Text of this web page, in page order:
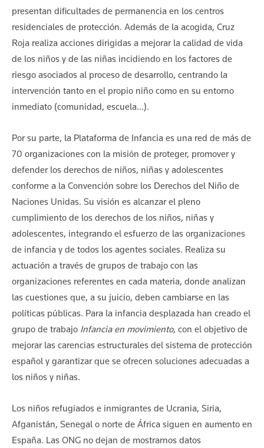
presentan dificultades de permanencia en los centros
residenciales de protección. Además de la acogida, Cruz
Roja realiza acciones dirigidas a mejorar la calidad de vida
de los niños y de las niñas incidiendo en los factores de
riesgo asociados al proceso de desarrollo, centrando la
intervención tanto en el propio niño como en su entorno
inmediato (comunidad, escuela…).
Por su parte, la Plataforma de Infancia es una red de más de
70 organizaciones con la misión de proteger, promover y
defender los derechos de niños, niñas y adolescentes
conforme a la Convención sobre los Derechos del Niño de
Naciones Unidas. Su visión es alcanzar el pleno
cumplimiento de los derechos de los niños, niñas y
adolescentes, integrando el esfuerzo de las organizaciones
de infancia y de todos los agentes sociales. Realiza su
actuación a través de grupos de trabajo con las
organizaciones referentes en cada materia, donde analizan
las cuestiones que, a su juicio, deben cambiarse en las
políticas públicas. Para la infancia desplazada han creado el
grupo de trabajo Infancia en movimiento, con el objetivo de
mejorar las carencias estructurales del sistema de protección
español y garantizar que se ofrecen soluciones adecuadas a
los niños y niñas.
Los niños refugiados e inmigrantes de Ucrania, Siria,
Afganistán, Senegal o norte de África siguen en aumento en
España. Las ONG no dejan de mostrarnos datos